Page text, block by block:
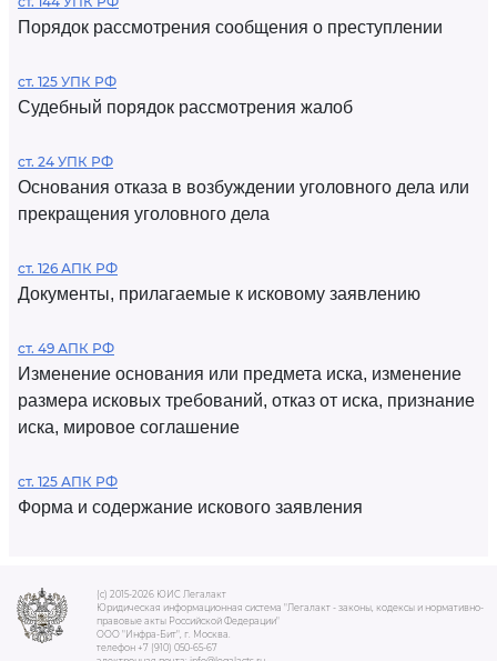
Порядок рассмотрения сообщения о преступлении
ст. 125 УПК РФ
Судебный порядок рассмотрения жалоб
ст. 24 УПК РФ
Основания отказа в возбуждении уголовного дела или
прекращения уголовного дела
ст. 126 АПК РФ
Документы, прилагаемые к исковому заявлению
ст. 49 АПК РФ
Изменение основания или предмета иска, изменение
размера исковых требований, отказ от иска, признание
иска, мировое соглашение
ст. 125 АПК РФ
Форма и содержание искового заявления
(c) 2015-2026 ЮИС Легалакт
Юридическая информационная система "Легалакт - законы, кодексы и нормативно-
правовые акты Российской Федерации"
ООО "Инфра-Бит", г. Москва.
телефон +7 (910) 050-65-67